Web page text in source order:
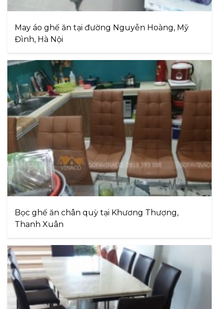
May áo ghế ăn tại đường Nguyễn Hoàng, Mỹ
Đình, Hà Nội
Bọc ghế ăn chân quỳ tại Khương Thượng,
Thanh Xuân